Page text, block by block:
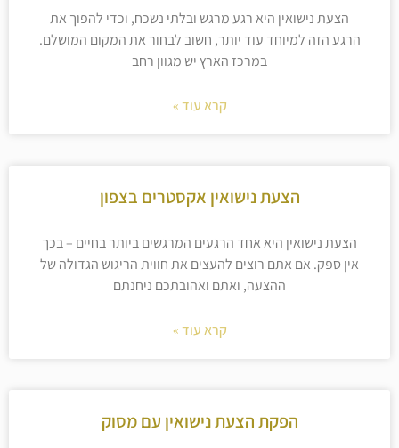
הצעת נישואין היא רגע מרגש ובלתי נשכח, וכדי להפוך את
הרגע הזה למיוחד עוד יותר, חשוב לבחור את המקום המושלם.
במרכז הארץ יש מגוון רחב
קרא עוד »
הצעת נישואין אקסטרים בצפון
הצעת נישואין היא אחד הרגעים המרגשים ביותר בחיים – בכך
אין ספק. אם אתם רוצים להעצים את חווית הריגוש הגדולה של
ההצעה, ואתם ואהובתכם ניחנתם
קרא עוד »
הפקת הצעת נישואין עם מסוק